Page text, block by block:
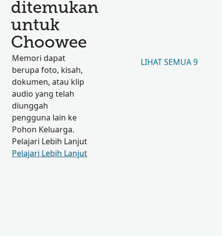
ditemukan
untuk
Choowee
Memori dapat
berupa foto, kisah,
dokumen, atau klip
audio yang telah
diunggah
pengguna lain ke
Pohon Keluarga.
Pelajari Lebih Lanjut
Pelajari Lebih Lanjut
LIHAT SEMUA 9